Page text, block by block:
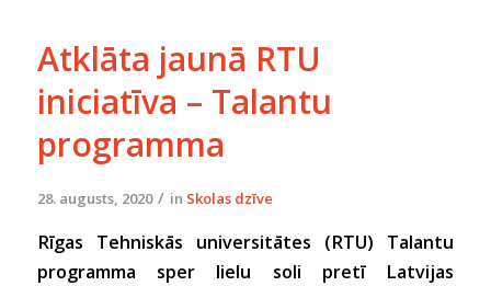
Atklāta jaunā RTU
iniciatīva – Talantu
programma
28. augusts, 2020 / in Skolas dzīve
Rīgas Tehniskās universitātes (RTU) Talantu
programma sper lielu soli pretī Latvijas